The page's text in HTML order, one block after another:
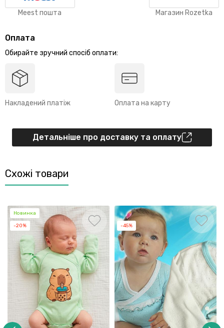
Meest пошта Магазин Rozetka
Оплата
Обирайте зручний спосіб оплати:
Накладений платіж Оплата на карту
Детальніше про доставку та оплату
Схожі товари
Новинка
-20% -45%